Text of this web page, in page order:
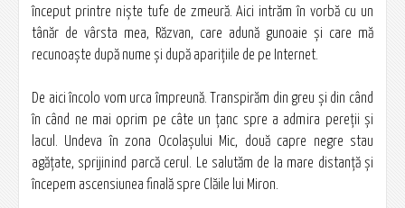
început printre nişte tufe de zmeură. Aici intrăm în vorbă cu un
tânăr de vârsta mea, Răzvan, care adună gunoaie şi care mă
recunoaşte după nume şi după apariţiile de pe Internet.
De aici încolo vom urca împreună. Transpirăm din greu şi din când
în când ne mai oprim pe câte un țanc spre a admira pereţii şi
lacul. Undeva în zona Ocolaşului Mic, două capre negre stau
agăţate, sprijinind parcă cerul. Le salutăm de la mare distanţă şi
începem ascensiunea finală spre Clăile lui Miron.